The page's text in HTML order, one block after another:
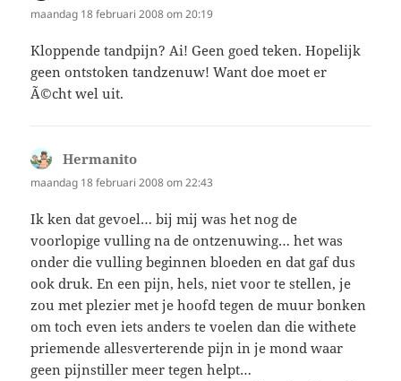
maandag 18 februari 2008 om 20:19
Kloppende tandpijn? Ai! Geen goed teken. Hopelijk
geen ontstoken tandzenuw! Want doe moet er
Ã©cht wel uit.
Hermanito
maandag 18 februari 2008 om 22:43
Ik ken dat gevoel… bij mij was het nog de
voorlopige vulling na de ontzenuwing… het was
onder die vulling beginnen bloeden en dat gaf dus
ook druk. En een pijn, hels, niet voor te stellen, je
zou met plezier met je hoofd tegen de muur bonken
om toch even iets anders te voelen dan die withete
priemende allesverterende pijn in je mond waar
geen pijnstiller meer tegen helpt…